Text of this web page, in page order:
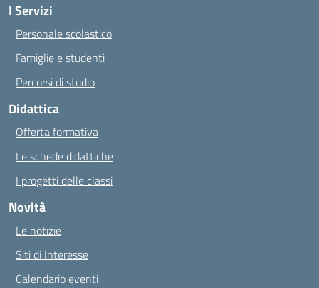
I Servizi
Personale scolastico
Famiglie e studenti
Percorsi di studio
Didattica
Offerta formativa
Le schede didattiche
I progetti delle classi
Novità
Le notizie
Siti di Interesse
Calendario eventi